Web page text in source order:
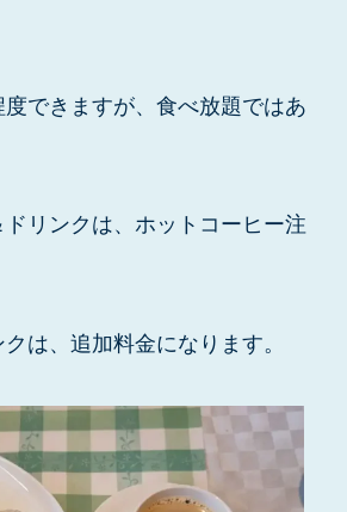
できますが、食べ放題ではあ
リンクは、ホットコーヒー注
は、追加料金になります。